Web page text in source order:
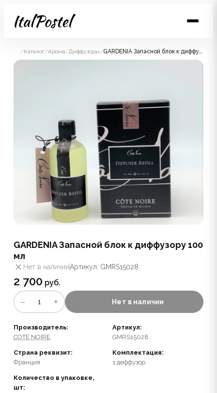
/Каталог/Арома/Диффузоры/ GARDENIA Запасной блок к диффузору 100 мл
GARDENIA Запасной блок к диффузору 100
мл
Нет в наличииАртикул: GMRS15028
2 700 руб.
− 1 + Нет в наличии
Производитель:
COTE NOIRE
Артикул:
GMRS15028
Страна реквизит:
Франция
Комплектация:
1 деффузор
Количество в упаковке,
шт: